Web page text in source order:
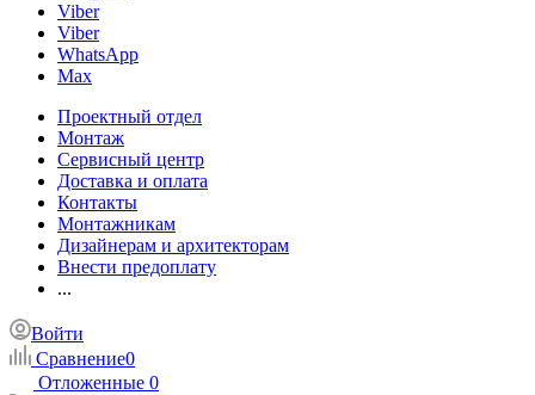
Viber
Viber
WhatsApp
Max
Проектный отдел
Монтаж
Сервисный центр
Доставка и оплата
Контакты
Монтажникам
Дизайнерам и архитекторам
Внести предоплату
...
Войти
Сравнение0
Отложенные 0